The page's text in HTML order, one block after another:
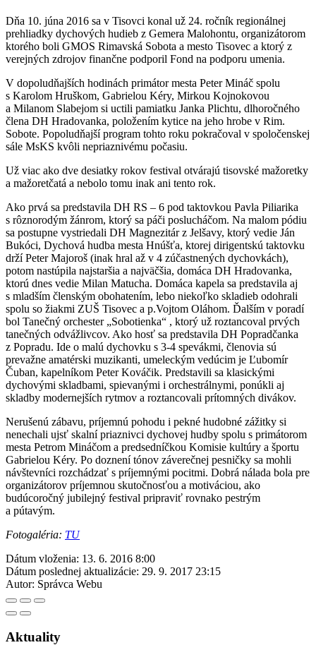
Dňa 10. júna 2016 sa v Tisovci konal už 24. ročník regionálnej
prehliadky dychových hudieb z Gemera Malohontu, organizátorom
ktorého boli GMOS Rimavská Sobota a mesto Tisovec a ktorý z
verejných zdrojov finančne podporil Fond na podporu umenia.
V dopoludňajších hodinách primátor mesta Peter Mináč spolu
s Karolom Hruškom, Gabrielou Kéry, Mirkou Kojnokovou
a Milanom Slabejom si uctili pamiatku Janka Plichtu, dlhoročného
člena DH Hradovanka, položením kytice na jeho hrobe v Rim.
Sobote. Popoludňajší program tohto roku pokračoval v spoločenskej
sále MsKS kvôli nepriaznivému počasiu.
Už viac ako dve desiatky rokov festival otvárajú tisovské mažoretky
a mažoretčatá a nebolo tomu inak ani tento rok.
Ako prvá sa predstavila DH RS – 6 pod taktovkou Pavla Piliarika
s rôznorodým žánrom, ktorý sa páči poslucháčom. Na malom pódiu
sa postupne vystriedali DH Magnezitár z Jelšavy, ktorý vedie Ján
Bukóci, Dychová hudba mesta Hnúšťa, ktorej dirigentskú taktovku
drží Peter Majoroš (inak hral až v 4 zúčastnených dychovkách),
potom nastúpila najstaršia a najväčšia, domáca DH Hradovanka,
ktorú dnes vedie Milan Matucha. Domáca kapela sa predstavila aj
s mladším členským obohatením, lebo niekoľko skladieb odohrali
spolu so žiakmi ZUŠ Tisovec a p.Vojtom Oláhom. Ďalším v poradí
bol Tanečný orchester „Sobotienka“ , ktorý už roztancoval prvých
tanečných odvážlivcov. Ako hosť sa predstavila DH Popradčanka
z Popradu. Ide o malú dychovku s 3-4 spevákmi, členovia sú
prevažne amatérski muzikanti, umeleckým vedúcim je Ľubomír
Čuban, kapelníkom Peter Kováčik. Predstavili sa klasickými
dychovými skladbami, spievanými i orchestrálnymi, ponúkli aj
skladby modernejších rytmov a roztancovali prítomných divákov.
Nerušenú zábavu, príjemnú pohodu i pekné hudobné zážitky si
nenechali ujsť skalní priaznivci dychovej hudby spolu s primátorom
mesta Petrom Mináčom a predsedníčkou Komisie kultúry a športu
Gabrielou Kéry. Po doznení tónov záverečnej pesničky sa mohli
návštevníci rozchádzať s príjemnými pocitmi. Dobrá nálada bola pre
organizátorov príjemnou skutočnosťou a motiváciou, ako
budúcoročný jubilejný festival pripraviť rovnako pestrým
a pútavým.
Fotogaléria: TU
Dátum vloženia: 13. 6. 2016 8:00
Dátum poslednej aktualizácie: 29. 9. 2017 23:15
Autor: Správca Webu
Aktuality